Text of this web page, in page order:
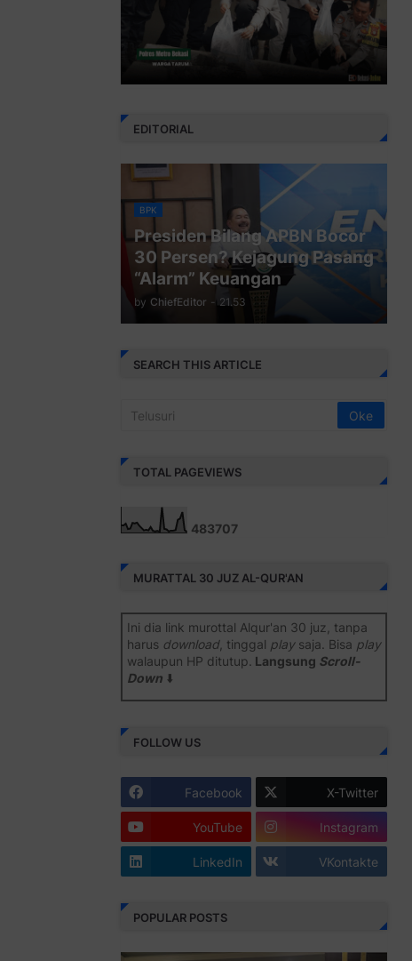
EDITORIAL
BPK
Presiden Bilang APBN Bocor
30 Persen? Kejagung Pasang
“Alarm” Keuangan
by ChiefEditor - 21.53
SEARCH THIS ARTICLE
TOTAL PAGEVIEWS
483707
MURATTAL 30 JUZ AL-QUR'AN
Ini dia link murottal Alqur'an 30 juz, tanpa
harus download, tinggal playsaja. Bisa play
walaupun HP ditutup. Langsung Scroll-
Down⬇️
Juz 1 ⇨http://j.mp/2b8SiNO
Juz 2 ⇨http://j.mp/2b8RJmQ
Juz 3 ⇨http://j.mp/2bFSrtF
Juz 4 ⇨http://j.mp/2b8SXi3
Juz 5 ⇨http://j.mp/2b8RZm3
Juz 6 ⇨http://j.mp/28MBohs
Juz 7 ⇨http://j.mp/2bFRIZC
FOLLOW US
Facebook X-Twitter
YouTube Instagram
LinkedIn VKontakte
POPULAR POSTS